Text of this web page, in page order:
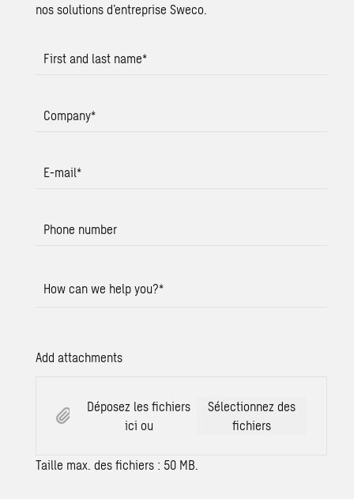
nos solutions d’entreprise Sweco.
First and last name*
Company*
E-mail*
Phone number
How can we help you?*
Add attachments
Déposez les fichiers
ici ou
Sélectionnez des
fichiers
Taille max. des fichiers : 50 MB.